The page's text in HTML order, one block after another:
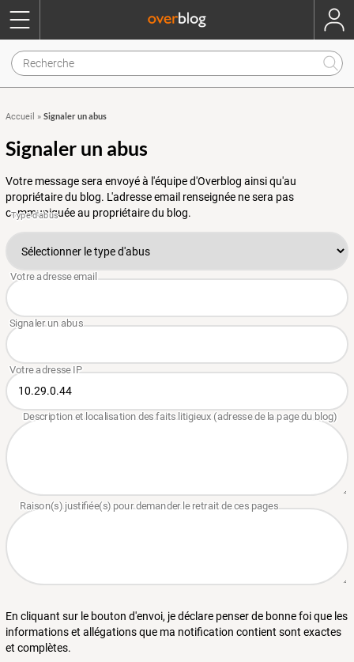
Accueil » Signaler un abus
Signaler un abus
Votre message sera envoyé à l'équipe d'Overblog ainsi qu'au
propriétaire du blog. L'adresse email renseignée ne sera pas
communiquée au propriétaire du blog.
En cliquant sur le bouton d'envoi, je déclare penser de bonne foi que les
informations et allégations que ma notification contient sont exactes
et complètes.